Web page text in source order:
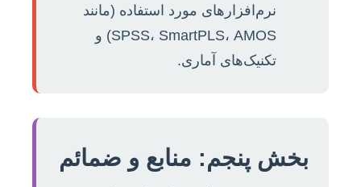
نرم‌افزارهای مورد استفاده (مانند
SPSS، SmartPLS، AMOS) و
تکنیک‌های آماری.
بخش پنجم: منابع و ضمائم